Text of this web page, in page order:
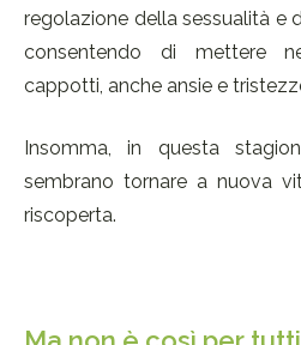
regolazione della sessualità e
consentendo di mettere
cappotti, anche ansie e
Insomma, in questa
sembrano tornare a nuova
riscoperta.